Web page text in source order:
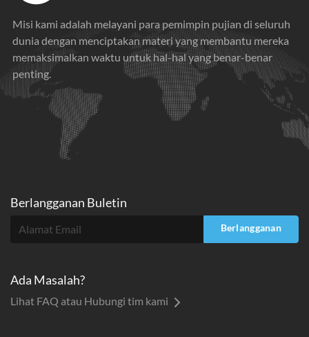
Misi kami adalah melayani para pemimpin pujian di seluruh
dunia dengan menciptakan materi yang membantu mereka
memaksimalkan waktu untuk hal-hal yang benar-benar
penting.
Berlangganan Buletin
Berlangganan
Ada Masalah?
Lihat FAQ atau Hubungi tim kami